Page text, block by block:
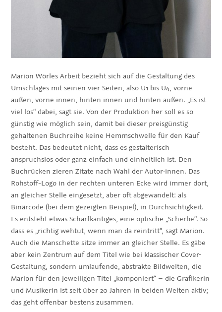
Marion Wörles Arbeit bezieht sich auf die Gestaltung des
Umschlages mit seinen vier Seiten, also U1 bis U4, vorne
außen, vorne innen, hinten innen und hinten außen. „Es ist
viel los“ dabei, sagt sie. Von der Produktion her soll es so
günstig wie möglich sein, damit bei dieser preisgünstig
gehaltenen Buchreihe keine Hemmschwelle für den Kauf
besteht. Das bedeutet nicht, dass es gestalterisch
anspruchslos oder ganz einfach und einheitlich ist. Den
Buchrücken zieren Zitate nach Wahl der Autor·innen. Das
Rohstoff-Logo in der rechten unteren Ecke wird immer dort,
an gleicher Stelle eingesetzt, aber oft abgewandelt: als
Binärcode (bei dem gezeigten Beispiel), in Durchsichtigkeit.
Es entsteht etwas Scharfkantiges, eine optische „Scherbe“. So
dass es „richtig wehtut, wenn man da reintritt“, sagt Marion.
Auch die Manschette sitze immer an gleicher Stelle. Es gäbe
aber kein Zentrum auf dem Titel wie bei klassischer Cover-
Gestaltung, sondern umlaufende, abstrakte Bildwelten, die
Marion für den jeweiligen Titel „komponiert“ – die Grafikerin
und Musikerin ist seit über 20 Jahren in beiden Welten aktiv;
das geht offenbar bestens zusammen.